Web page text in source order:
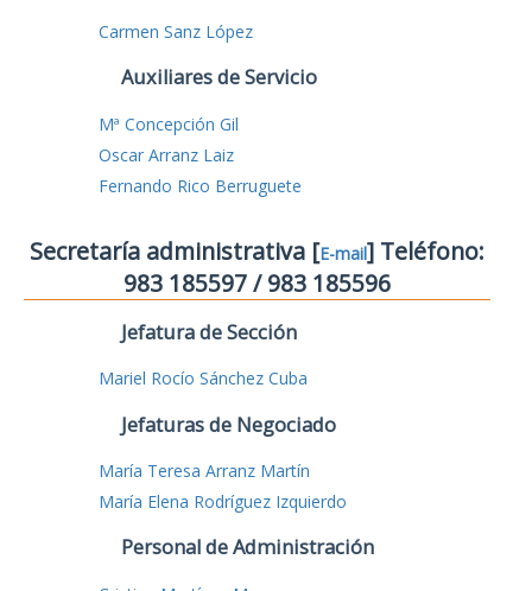
Carmen Sanz López
Auxiliares de Servicio
Mª Concepción Gil
Oscar Arranz Laiz
Fernando Rico Berruguete
Secretaría administrativa [E-mail] Teléfono:
983 185597 / 983 185596
Jefatura de Sección
Mariel Rocío Sánchez Cuba
Jefaturas de Negociado
María Teresa Arranz Martín
María Elena Rodríguez Izquierdo
Personal de Administración